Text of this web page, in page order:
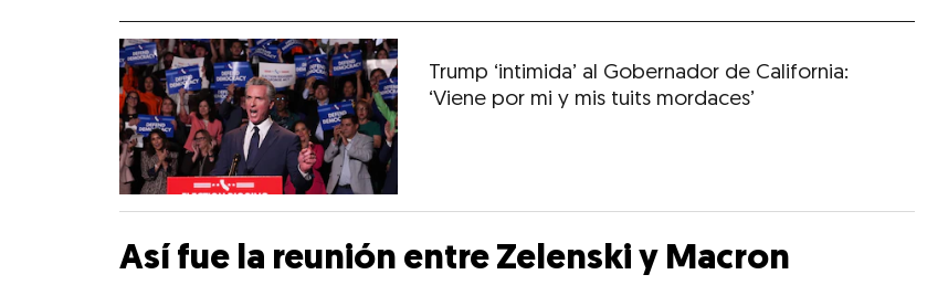
Trump ‘intimida’ al Gobernador de California:
‘Viene por mi y mis tuits mordaces’
Así fue la reunión entre Zelenski y Macron